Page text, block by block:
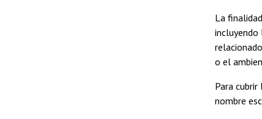
La
incluyendo
o el
Para
nombre